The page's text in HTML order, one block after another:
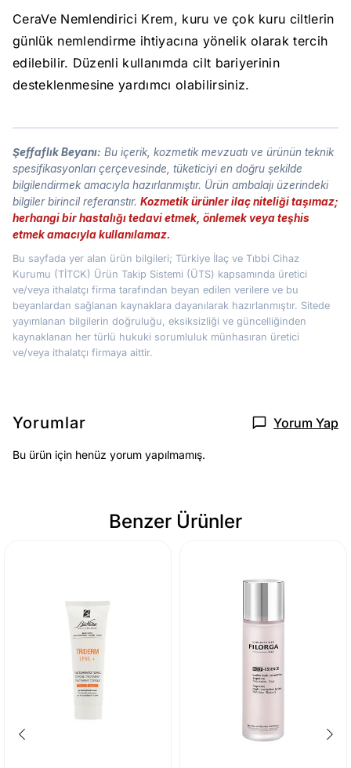
CeraVe Nemlendirici Krem, kuru ve çok kuru ciltlerin
günlük nemlendirme ihtiyacına yönelik olarak tercih
edilebilir. Düzenli kullanımda cilt bariyerinin
desteklenmesine yardımcı olabilirsiniz.
Şeffaflık Beyanı: Bu içerik, kozmetik mevzuatı ve ürünün teknik
spesifikasyonları çerçevesinde, tüketiciyi en doğru şekilde
bilgilendirmek amacıyla hazırlanmıştır. Ürün ambalajı üzerindeki
bilgiler birincil referanstır. Kozmetik ürünler ilaç niteliği taşımaz;
herhangi bir hastalığı tedavi etmek, önlemek veya teşhis
etmek amacıyla kullanılamaz.
Bu sayfada yer alan ürün bilgileri; Türkiye İlaç ve Tıbbi Cihaz
Kurumu (TİTCK) Ürün Takip Sistemi (ÜTS) kapsamında üretici
ve/veya ithalatçı firma tarafından beyan edilen verilere ve bu
beyanlardan sağlanan kaynaklara dayanılarak hazırlanmıştır. Sitede
yayımlanan bilgilerin doğruluğu, eksiksizliği ve güncelliğinden
kaynaklanan her türlü hukuki sorumluluk münhasıran üretici
ve/veya ithalatçı firmaya aittir.
Yorumlar Yorum Yap
Bu ürün için henüz yorum yapılmamış.
Benzer Ürünler